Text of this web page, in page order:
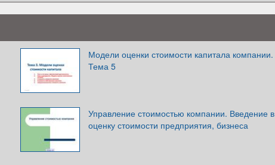
Модели оценки стоимости капитала компании.
Тема 5
Управление стоимостью компании. Введение в
оценку стоимости предприятия, бизнеса